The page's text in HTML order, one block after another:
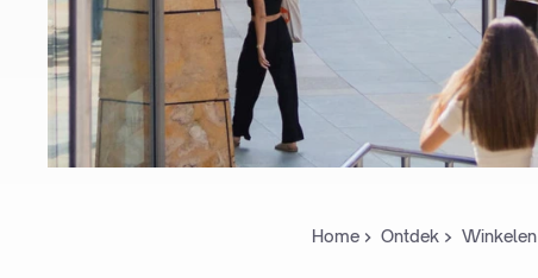
Home Ontdek Winkelen